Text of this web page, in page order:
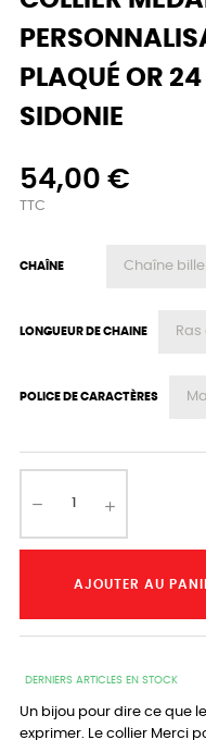
PLAQUÉ OR
SIDONIE
54,00 €
TTC
CHAÎNE
LONGUEUR DE CHAINE
POLICE DE CARACTÈRES
AJOUTER AU
DERNIERS ARTICLES EN STOCK
Un bijou pour dire ce que
exprimer. Le collier Merci